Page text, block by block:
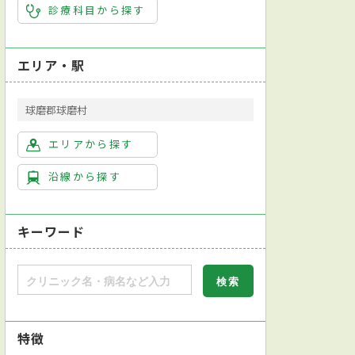
診療科目から探す
エリア・駅
球磨郡球磨村
エリアから探す
沿線から探す
キーワード
特徴